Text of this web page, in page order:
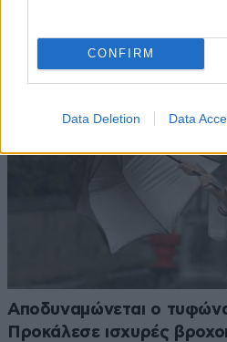
CONFIRM
Data Deletion Data
Αποδυναμώνεται ο
Προκάλεσε ισχυρές